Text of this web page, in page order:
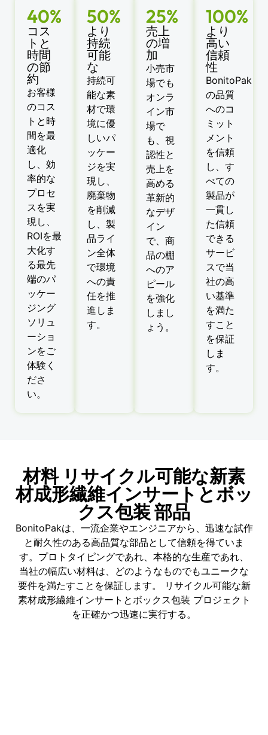
40%
コス
トと
時間
の節
約
お客様
のコス
トと時
間を最
適化
し、効
率的な
プロセ
スを実
現し、
ROIを最
大化す
る最先
端のパ
ッケー
ジング
ソリュ
ーショ
ンをご
体験く
ださ
い。
50%
より
持続
可能
な
持続可
能な素
材で環
境に優
しいパ
ッケー
ジを実
現し、
廃棄物
を削減
し、製
品ライ
ン全体
で環境
への責
任を推
進しま
す。
25%
売上
の増
加
小売市
場でも
オンラ
イン市
場で
も、視
認性と
売上を
高める
革新的
なデザ
イン
で、商
品の棚
へのア
ピール
を強化
しまし
ょう。
100%
より
高い
信頼
性
BonitoPak
の品質
へのコ
ミット
メント
を信頼
し、す
べての
製品が
一貫し
た信頼
できる
サービ
スで当
社の高
い基準
を満た
すこと
を保証
しま
す。
材料 リサイクル可能な新素
材成形繊維インサートとボッ
クス包装 部品
BonitoPakは、一流企業やエンジニアから、迅速な試作
と耐久性のある高品質な部品として信頼を得ていま
す。プロトタイピングであれ、本格的な生産であれ、
当社の幅広い材料は、どのようなものでもユニークな
要件を満たすことを保証します。 リサイクル可能な新
素材成形繊維インサートとボックス包装 プロジェクト
を正確かつ迅速に実行する。